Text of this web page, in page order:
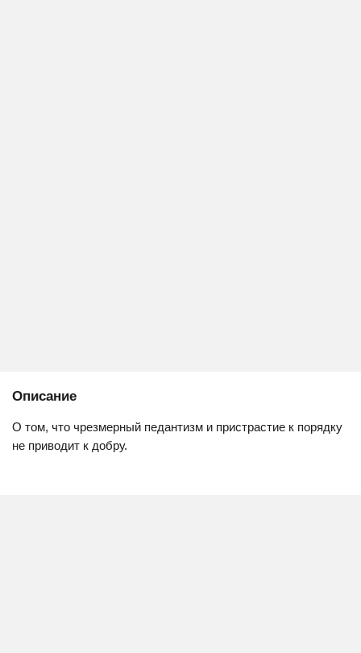
Описание
О том, что чрезмерный педантизм и пристрастие к порядку
не приводит к добру.